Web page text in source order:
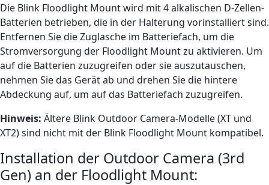
Die Blink Floodlight Mount wird mit 4 alkalischen D-Zellen-
Batterien betrieben, die in der Halterung vorinstalliert sind.
Entfernen Sie die Zuglasche im Batteriefach, um die
Stromversorgung der Floodlight Mount zu aktivieren. Um
auf die Batterien zuzugreifen oder sie auszutauschen,
nehmen Sie das Gerät ab und drehen Sie die hintere
Abdeckung auf, um auf das Batteriefach zuzugreifen.
Hinweis: Ältere Blink Outdoor Camera-Modelle (XT und
XT2) sind nicht mit der Blink Floodlight Mount kompatibel.
Installation der Outdoor Camera (3rd
Gen) an der Floodlight Mount: